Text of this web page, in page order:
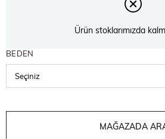
Ürün stoklarımızda
BEDEN
MAĞAZADA